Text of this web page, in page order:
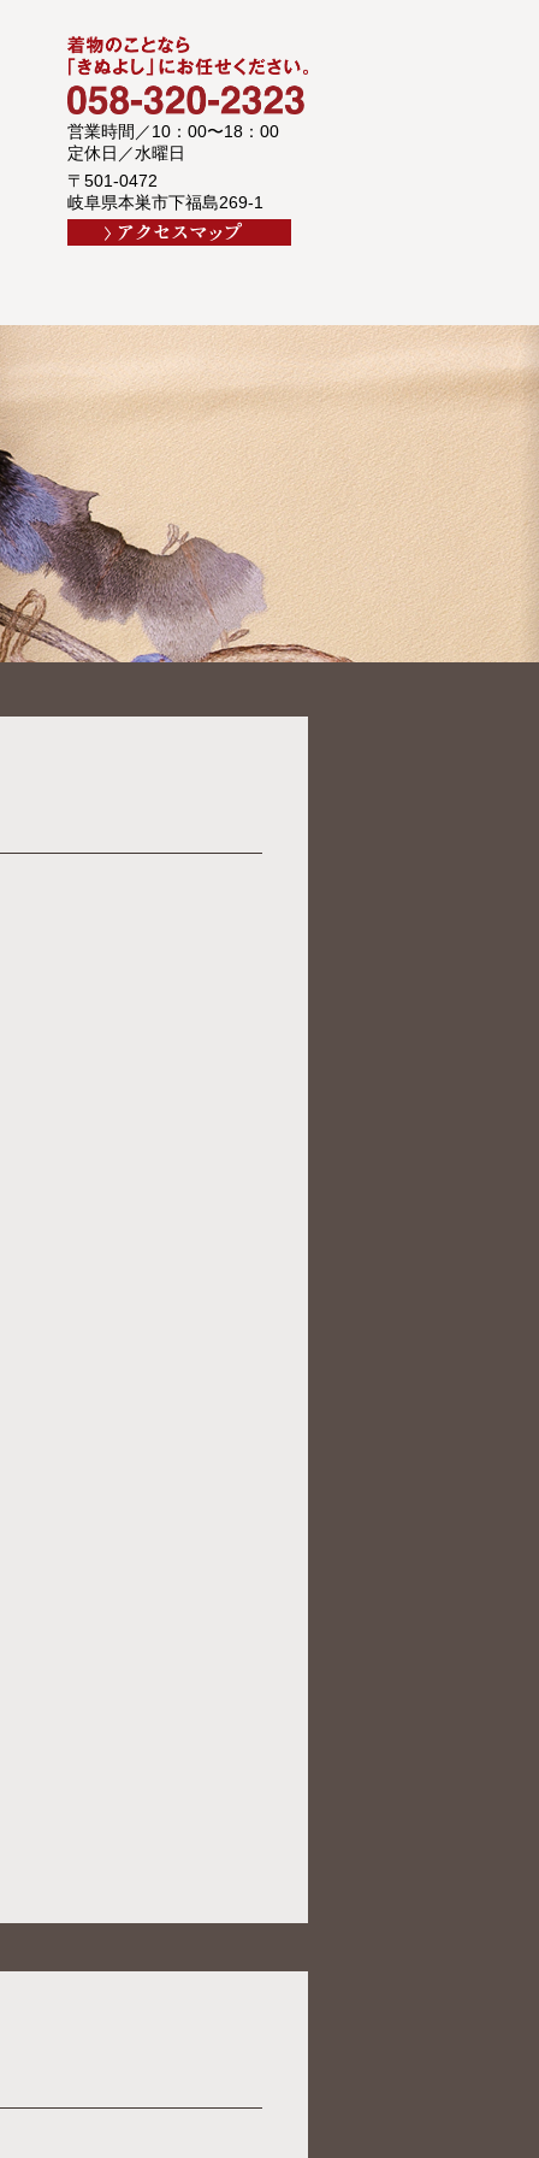
営業時間／10：00〜18：00
定休日／水曜日
〒501-0472
岐阜県本巣市下福島269-1